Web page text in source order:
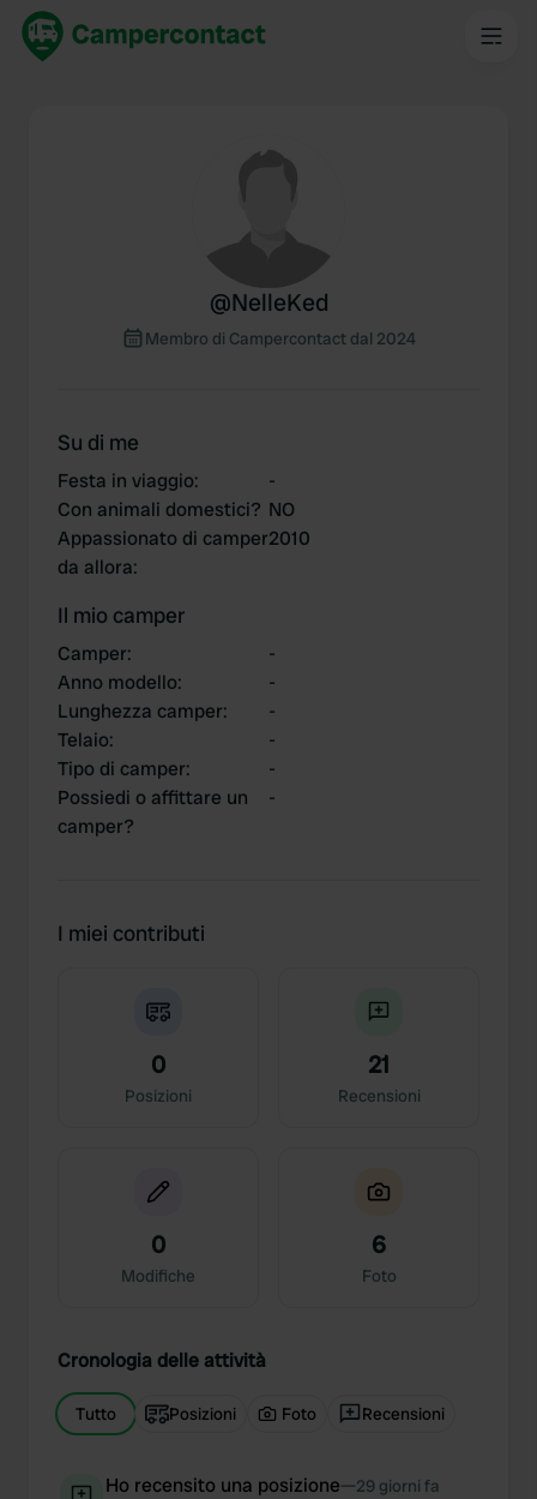
@NelleKed
Membro di Campercontact dal 2024
Su di me
Festa in viaggio:
-
Con animali domestici? NO
Appassionato di camper
da allora:
2010
Il mio camper
Camper:
-
Anno modello:
-
Lunghezza camper:
-
Telaio:
-
Tipo di camper:
-
Possiedi o affittare un
camper?
-
I miei contributi
0
Posizioni
21
Recensioni
0
Modifiche
6
Foto
Cronologia delle attività
Tutto Posizioni Foto Recensioni
Ho recensito una posizione—29 giorni fa